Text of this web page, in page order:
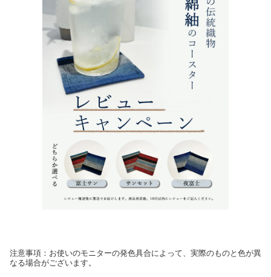
注意事項：お使いのモニターの発色具合によって、実際のものと色が異
なる場合がございます。